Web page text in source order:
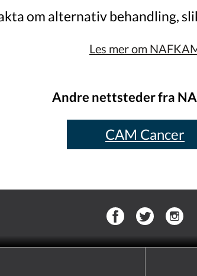
om alternativ behandling,
Les mer om
Andre nettsteder fra
CAM Cancer